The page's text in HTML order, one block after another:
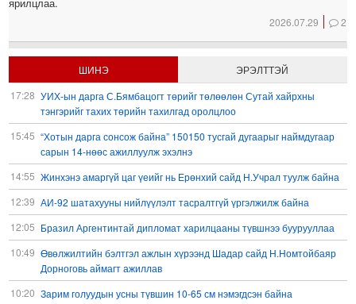
2026.07.29 2
ШИНЭ
ЭРЭЛТТЭЙ
17:28 УИХ-ын дарга С.Бямбацогт төрийг төлөөлөн Сутай хайрхны
тэнгэрийг тахих төрийн тахилгад оролцлоо
15:45 “Хотын дарга сонсож байна” 150150 тусгай дугаарыг наймдугаар
сарын 14-нөөс ажиллуулж эхэлнэ
14:55 Жинхэнэ амаргүй цаг үеийг нь Ерөнхий сайд Н.Учрал туулж байна
12:39 АИ-92 шатахууны нийлүүлэлт тасралтгүй үргэлжилж байна
12:05 Бразил Аргентинтай дипломат харилцааны түвшнээ буурууллаа
10:49 Өвөлжилтийн бэлтгэл ажлын хүрээнд Шадар сайд Н.Номтойбаяр
Дорноговь аймагт ажиллав
10:20 Зарим голуудын усны түвшин 10-65 см нэмэгдсэн байна